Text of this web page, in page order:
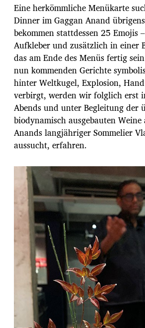
Eine herkömmliche Menükarte
Dinner im Gaggan Anand
bekommen stattdessen 25 Emojis
Aufkleber und zusätzlich in einer
das am Ende des Menüs fertig
nun kommenden Gerichte
hinter Weltkugel, Explosion,
verbirgt, werden wir folglich erst
Abends und unter Begleitung der
biodynamisch ausgebauten
Anands langjähriger Sommelier
aussucht, erfahren.